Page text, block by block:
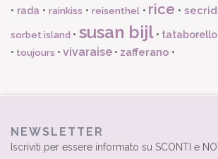
• rada • rainkiss • reisenthel• rice •secrid
sorbet island • susan bijl• tataborello
• toujours • vivaraise • zafferano •
NEWSLETTER
Iscriviti per essere informato su SCONTI e